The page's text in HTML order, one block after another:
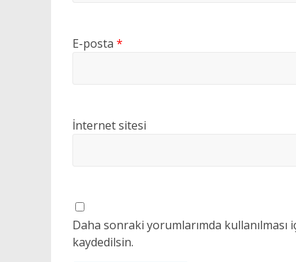
E-posta *
İnternet sitesi
Daha sonraki yorumlarımda kullanılması
kaydedilsin.